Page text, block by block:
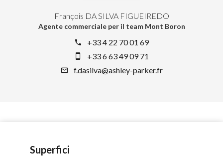
François DA SILVA FIGUEIREDO
Agente commerciale per il team Mont Boron
+33 4 22 70 01 69
+33 6 63 49 09 71
f.dasilva@ashley-parker.fr
Superfici